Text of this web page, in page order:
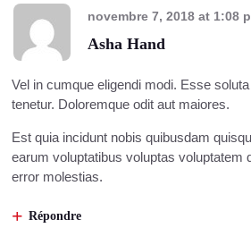
novembre 7, 2018 at 1:08
Asha Hand
Vel in cumque eligendi modi. Esse
tenetur. Doloremque odit aut maiores.
Est quia incidunt nobis quibusdam
earum voluptatibus voluptas voluptatem
error molestias.
Répondre